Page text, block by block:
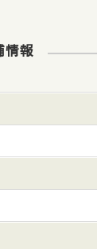
情報